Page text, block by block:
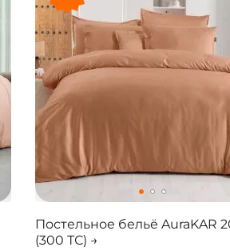
Постельное бельё AuraKAR
(300 ТС) →